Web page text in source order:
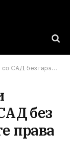
за неговите права
без
права